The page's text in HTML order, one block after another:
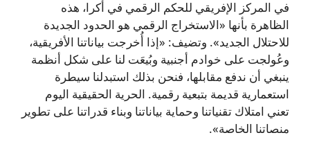
في المركز الإفريقي للحكم الرقمي في أكرا، هذه
الظاهرة بأنها «الاستخراج الرقمي هو الحدود الجديدة
للاحتلال الجديد». وتضيف: «إذا أُخرجت بياناتنا الأفريقية،
وعُولجت على خوادم أجنبية وبُيعَت لنا على شكل أنظمة
ينبغي أن ندفع مقابلها، فنحن بذلك استبدلنا سيطرة
استعمارية قديمة بتبعية رقمية. الحرية الحقيقية اليوم
تعني امتلاك تقنياتنا وحماية بياناتنا وبناء قدراتنا على تطوير
منصاتنا الخاصة».